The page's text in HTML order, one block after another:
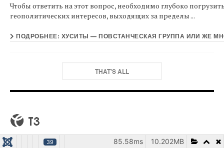
Чтобы ответить на этот вопрос, необходимо глубоко
геополитических интересов, выходящих за пределы ...
ПОДРОБНЕЕ: ХУСИТЫ — ПОВСТАНЧЕСКАЯ ГРУППА ИЛИ ЖЕ
THAT'S ALL
39 10.202MB
85.58ms